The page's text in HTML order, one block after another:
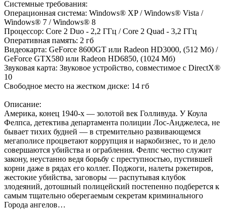
Системные требования:
Операционная система: Windows® XP / Windows® Vista /
Windows® 7 / Windows® 8
Процессор: Core 2 Duo - 2,2 ГГц / Core 2 Quad - 3,2 ГГц
Оперативная память: 2 гб
Видеокарта: GeForce 8600GT или Radeon HD3000, (512 Мб) /
GeForce GTX580 или Radeon HD6850, (1024 Мб)
Звуковая карта: Звуковое устройство, совместимое с DirectX®
10
Свободное место на жестком диске: 14 гб
Описание:
Америка, конец 1940-х — золотой век Голливуда. У Коула
Фелпса, детектива департамента полиции Лос-Анджелеса, не
бывает тихих будней — в стремительно развивающемся
мегаполисе процветают коррупция и наркобизнес, то и дело
совершаются убийства и ограбления. Фелпс честно служит
закону, неустанно ведя борьбу с преступностью, пустившей
корни даже в рядах его коллег. Поджоги, налеты рэкетиров,
жестокие убийства, заговоры — распутывая клубок
злодеяний, дотошный полицейский постепенно подберется к
самым тщательно оберегаемым секретам криминального
Города ангелов…